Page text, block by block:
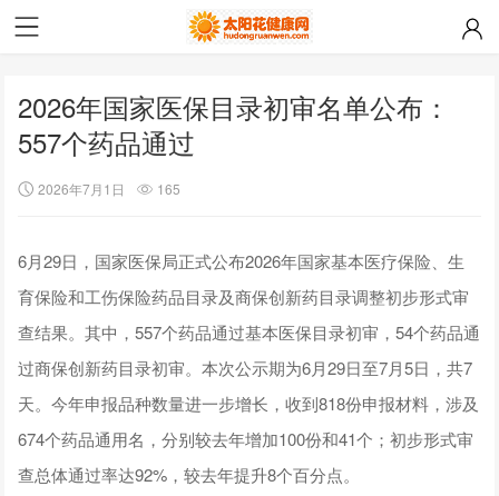
2026年国家医保目录初审名单公布：
557个药品通过
2026年7月1日 165
6月29日，国家医保局正式公布2026年国家基本医疗保险、生
育保险和工伤保险药品目录及商保创新药目录调整初步形式审
查结果。其中，557个药品通过基本医保目录初审，54个药品通
过商保创新药目录初审。本次公示期为6月29日至7月5日，共7
天。今年申报品种数量进一步增长，收到818份申报材料，涉及
674个药品通用名，分别较去年增加100份和41个；初步形式审
查总体通过率达92%，较去年提升8个百分点。